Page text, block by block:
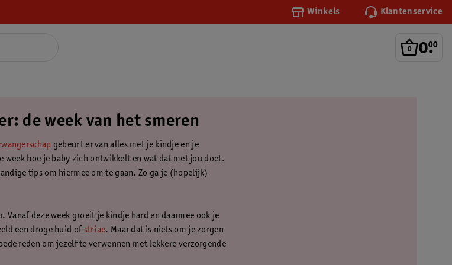
Winkels Klantenservice
0.
00
de week van het smeren
gebeurt er van alles met je kindje en je
week hoe je baby zich ontwikkelt en wat dat met jou doet.
tips om hiermee om te gaan. Zo ga je (hopelijk)
Vanaf deze week groeit je kindje hard en daarmee ook je
een droge huid of striae. Maar dat is niets om je zorgen
reden om jezelf te verwennen met lekkere verzorgende